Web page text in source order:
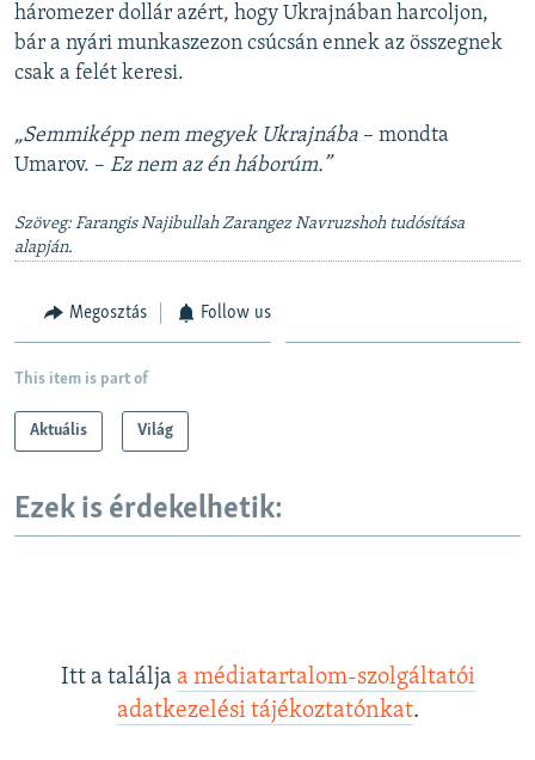
háromezer dollár azért, hogy Ukrajnában harcoljon,
bár a nyári munkaszezon csúcsán ennek az összegnek
csak a felét keresi.
„Semmiképp nem megyek Ukrajnába – mondta
Umarov. – Ez nem az én háborúm.”
Szöveg: Farangis Najibullah Zarangez Navruzshoh tudósítása
alapján.
Megosztás Follow us
This item is part of
Aktuális Világ
Ezek is érdekelhetik:
Itt a találja a médiatartalom-szolgáltatói
adatkezelési tájékoztatónkat.